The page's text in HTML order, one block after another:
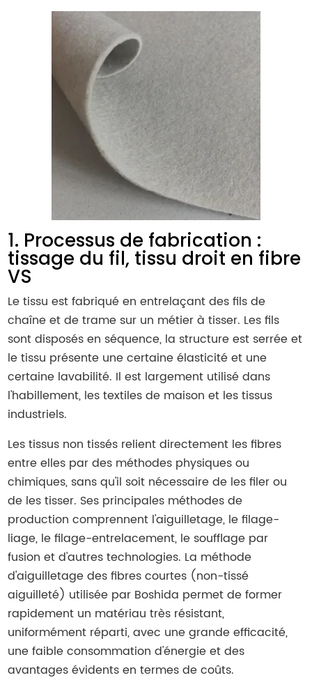
1. Processus de fabrication :
tissage du fil, tissu droit en fibre
VS
Le tissu est fabriqué en entrelaçant des fils de
chaîne et de trame sur un métier à tisser. Les fils
sont disposés en séquence, la structure est serrée et
le tissu présente une certaine élasticité et une
certaine lavabilité. Il est largement utilisé dans
l'habillement, les textiles de maison et les tissus
industriels.
Les tissus non tissés relient directement les fibres
entre elles par des méthodes physiques ou
chimiques, sans qu'il soit nécessaire de les filer ou
de les tisser. Ses principales méthodes de
production comprennent l'aiguilletage, le filage-
liage, le filage-entrelacement, le soufflage par
fusion et d'autres technologies. La méthode
d'aiguilletage des fibres courtes (non-tissé
aiguilleté) utilisée par Boshida permet de former
rapidement un matériau très résistant,
uniformément réparti, avec une grande efficacité,
une faible consommation d'énergie et des
avantages évidents en termes de coûts.